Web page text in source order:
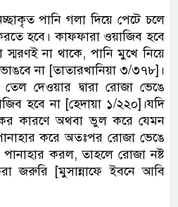
পানি গলা দিয়ে পেটে চলে
হবে। কাফফারা ওয়াজিব হবে
না থাকে, পানি মুখে নিয়ে
না [তাতারখানিয়া ৩/৩৭৮]।
দেওয়ার দ্বারা রোজা ভেঙে
হবে না [হেদায়া ১/২২০]।যদি
কারণে অথবা ভুল করে যেমন
করে অতঃপর রোজা ভেঙে
করল, তাহলে রোজা নষ্ট
জরুরি [মুসান্নাফে ইবনে আবি